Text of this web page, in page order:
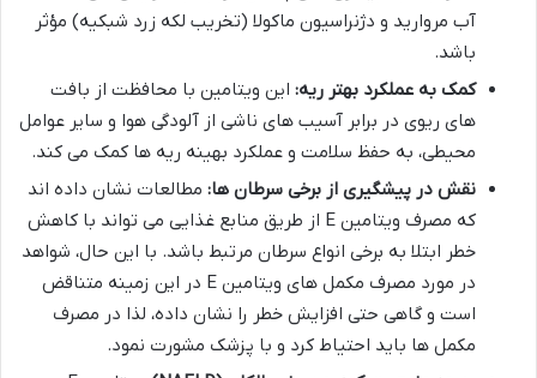
آب مروارید و دژنراسیون ماکولا (تخریب لکه زرد شبکیه) مؤثر
باشد.
کمک به عملکرد بهتر ریه: این ویتامین با محافظت از بافت
های ریوی در برابر آسیب های ناشی از آلودگی هوا و سایر عوامل
محیطی، به حفظ سلامت و عملکرد بهینه ریه ها کمک می کند.
نقش در پیشگیری از برخی سرطان ها: مطالعات نشان داده اند
که مصرف ویتامین E از طریق منابع غذایی می تواند با کاهش
خطر ابتلا به برخی انواع سرطان مرتبط باشد. با این حال، شواهد
در مورد مصرف مکمل های ویتامین E در این زمینه متناقض
است و گاهی حتی افزایش خطر را نشان داده، لذا در مصرف
مکمل ها باید احتیاط کرد و با پزشک مشورت نمود.